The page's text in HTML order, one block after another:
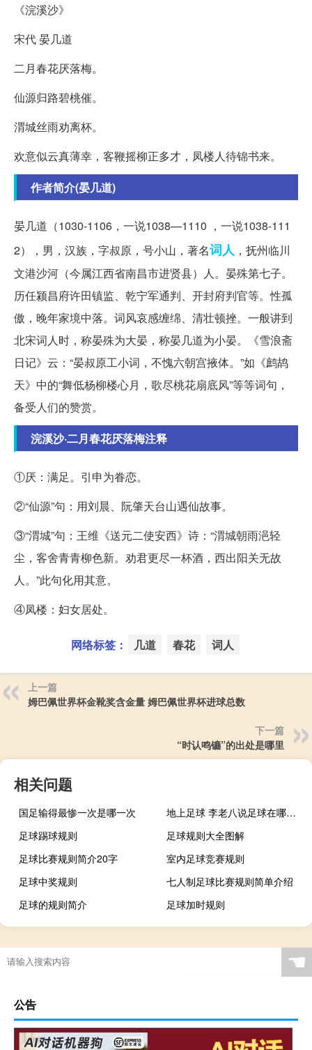
《浣溪沙》
宋代 晏几道
二月春花厌落梅。
仙源归路碧桃催。
渭城丝雨劝离杯。
欢意似云真薄幸，客鞭摇柳正多才，凤楼人待锦书来。
作者简介(晏几道)
晏几道（1030-1106，一说1038—1110 ，一说1038-111
2），男，汉族，字叔原，号小山，著名词人 ，抚州临川
文港沙河（今属江西省南昌市进贤县）人。晏殊第七子。
历任颍昌府许田镇监、乾宁军通判、开封府判官等。性孤
傲，晚年家境中落。词风哀感缠绵、清壮顿挫。一般讲到
北宋词人时，称晏殊为大晏，称晏几道为小晏。《雪浪斋
日记》云：“晏叔原工小词，不愧六朝宫掖体。”如《鹧鸪
天》中的“舞低杨柳楼心月，歌尽桃花扇底风”等等词句，
备受人们的赞赏。
浣溪沙·二月春花厌落梅注释
①厌：满足。引申为眷恋。
②“仙源”句：用刘晨、阮肇天台山遇仙故事。
③“渭城”句：王维《送元二使安西》诗：“渭城朝雨浥轻
尘，客舍青青柳色新。劝君更尽一杯酒，西出阳关无故
人。”此句化用其意。
④凤楼：妇女居处。
网络标签： 几道 春花 词人
上一篇
姆巴佩世界杯金靴奖含金量 姆巴佩世界杯进球总数
下一篇
“时认鸣镳”的出处是哪里
相关问题
国足输得最惨一次是哪一次
地上足球 李老八说足球在哪看什么梗
足球踢球规则
足球规则大全图解
足球比赛规则简介20字
室内足球竞赛规则
足球中奖规则
七人制足球比赛规则简单介绍
足球的规则简介
足球加时规则
踢足球的比赛规则
五人制足球 规则
最新足球规则
足球小场规则
足球规则详解
密室逃脱11隐藏关攻略
过年自驾游去哪里好呢英语
西兰花春节后怎么管理
哮喘是多大年龄
☚
公告